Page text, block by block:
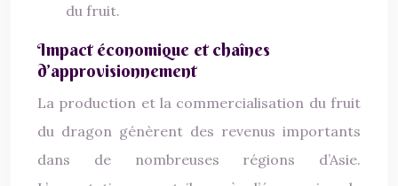
du fruit.
Impact économique et chaînes
d’approvisionnement
La production et la commercialisation du fruit
du dragon génèrent des revenus importants
dans de nombreuses régions d’Asie.